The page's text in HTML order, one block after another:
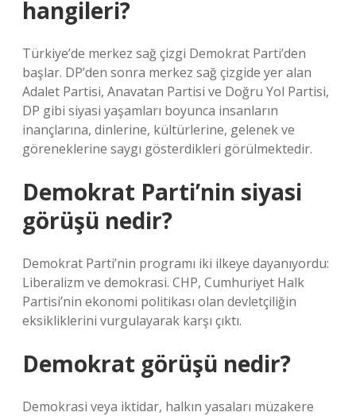
hangileri?
Türkiye’de merkez sağ çizgi Demokrat Parti’den
başlar. DP’den sonra merkez sağ çizgide yer alan
Adalet Partisi, Anavatan Partisi ve Doğru Yol Partisi,
DP gibi siyasi yaşamları boyunca insanların
inançlarına, dinlerine, kültürlerine, gelenek ve
göreneklerine saygı gösterdikleri görülmektedir.
Demokrat Parti’nin siyasi
görüşü nedir?
Demokrat Parti’nin programı iki ilkeye dayanıyordu:
Liberalizm ve demokrasi. CHP, Cumhuriyet Halk
Partisi’nin ekonomi politikası olan devletçiliğin
eksikliklerini vurgulayarak karşı çıktı.
Demokrat görüşü nedir?
Demokrasi veya iktidar, halkın yasaları müzakere